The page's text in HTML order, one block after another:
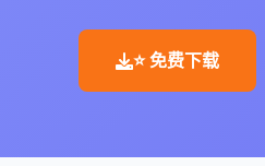
⭐ 免费下载